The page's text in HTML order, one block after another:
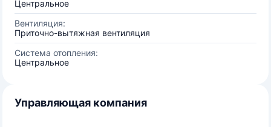
Центральное
Вентиляция:
Приточно-вытяжная вентиляция
Система отопления:
Центральное
Управляющая компания